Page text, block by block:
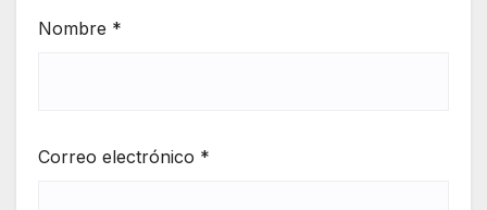
Nombre *
Correo electrónico *